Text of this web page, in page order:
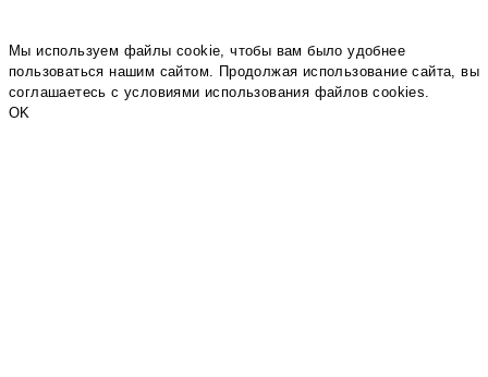
Мы используем файлы cookie, чтобы вам было удобнее
пользоваться нашим сайтом. Продолжая использование сайта, вы
соглашаетесь c условиями использования файлов cookies.
OK